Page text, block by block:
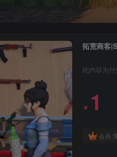
拓荒商客
此内容为
￥ 1
会员